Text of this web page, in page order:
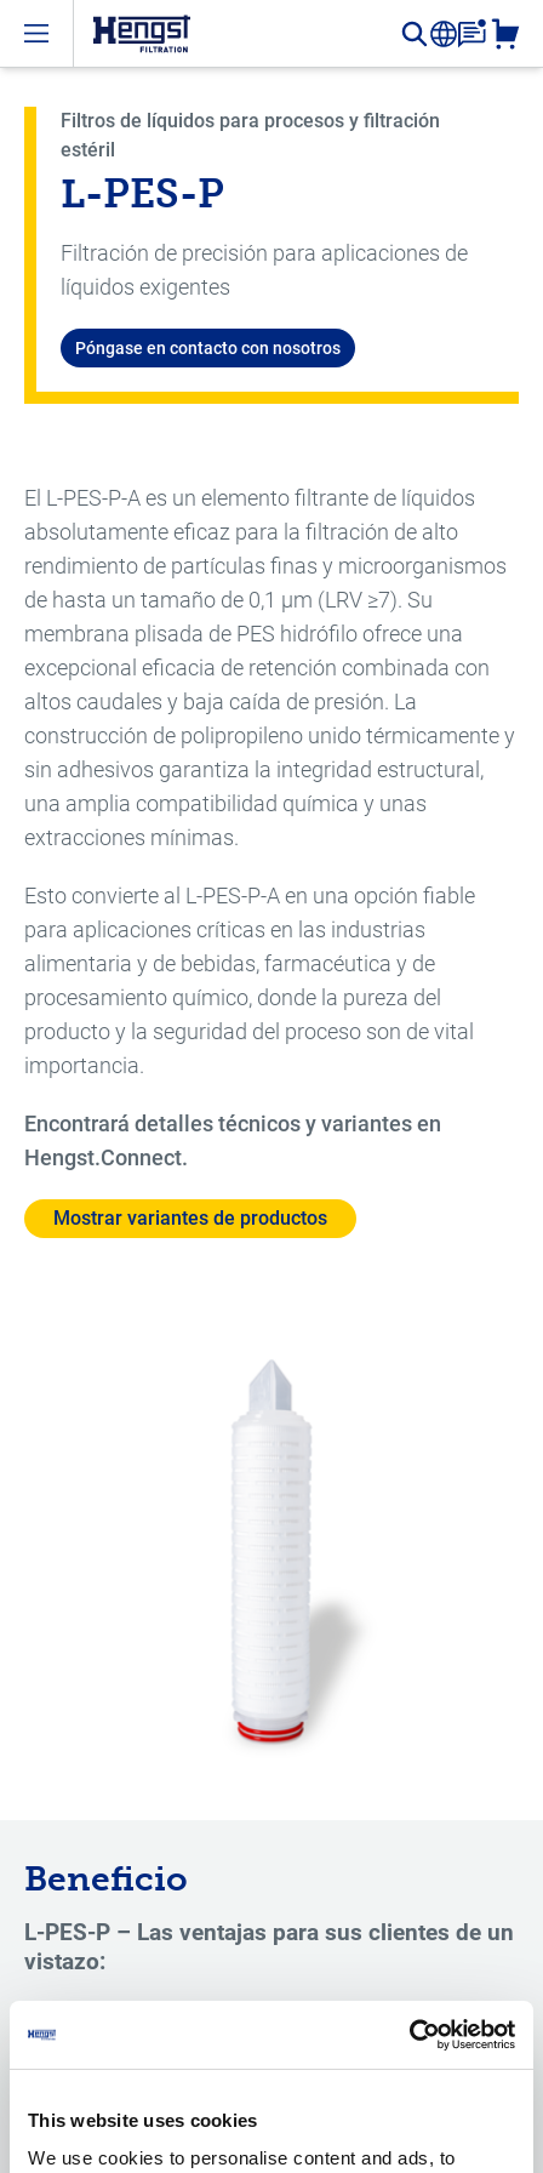
This website uses cookies
We use cookies to personalise content and ads, to
Open menu
Filtros de líquidos para procesos y filtración
estéril
L-PES-P
Filtración de precisión para aplicaciones de
líquidos exigentes
Póngase en contacto con nosotros
El L-PES-P-A es un elemento filtrante de líquidos
absolutamente eficaz para la filtración de alto
rendimiento de partículas finas y microorganismos
de hasta un tamaño de 0,1 µm (LRV ≥7). Su
membrana plisada de PES hidrófilo ofrece una
excepcional eficacia de retención combinada con
altos caudales y baja caída de presión. La
construcción de polipropileno unido térmicamente y
sin adhesivos garantiza la integridad estructural,
una amplia compatibilidad química y unas
extracciones mínimas.
Esto convierte al L-PES-P-A en una opción fiable
para aplicaciones críticas en las industrias
alimentaria y de bebidas, farmacéutica y de
procesamiento químico, donde la pureza del
producto y la seguridad del proceso son de vital
importancia.
Encontrará detalles técnicos y variantes en
Hengst.Connect.
Mostrar variantes de productos
Beneficio
L-PES-P – Las ventajas para sus clientes de un
vistazo:
Brevundimonas diminuta y garantiza así una
El diseño plisado maximiza la superficie y
permite una filtración eficaz sin perjudicar el